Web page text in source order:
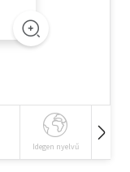
Idegen nyelvű